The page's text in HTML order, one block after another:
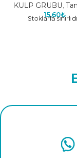
KULP GRUBU,
15,60₺
Stoklarla